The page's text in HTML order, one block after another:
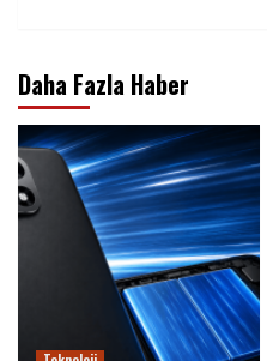
Daha Fazla Haber